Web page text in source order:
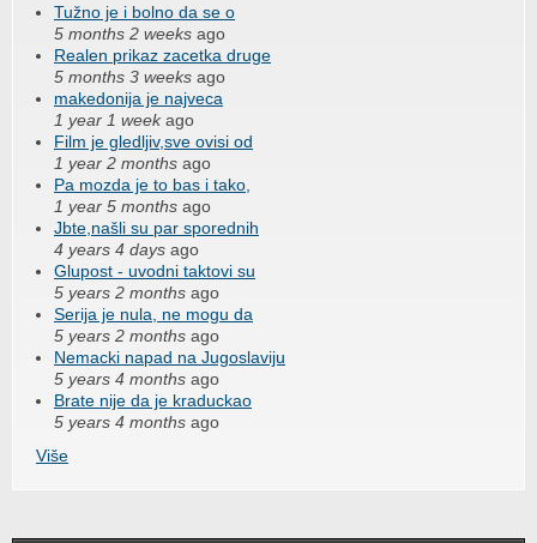
Tužno je i bolno da se o
5 months 2 weeks ago
Realen prikaz zacetka druge
5 months 3 weeks ago
makedonija je najveca
1 year 1 weekago
Film je gledljiv,sve ovisi od
1 year 2 months ago
Pa mozda je to bas i tako,
1 year 5 months ago
Jbte,našli su par sporednih
4 years 4 days ago
Glupost - uvodni taktovi su
5 years 2 months ago
Serija je nula, ne mogu da
5 years 2 months ago
Nemacki napad na Jugoslaviju
5 years 4 months ago
Brate nije da je kraduckao
5 years 4 months ago
Više